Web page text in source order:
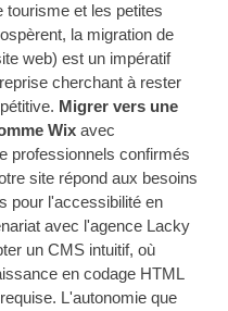
tourisme et les petites
la migration de
web) est un impératif
cherchant à rester
Migrer vers une
Wix avec
professionnels confirmés
site répond aux besoins
pour l'accessibilité en
avec l'agence Lacky
un CMS intuitif, où
en codage HTML
L'autonomie que